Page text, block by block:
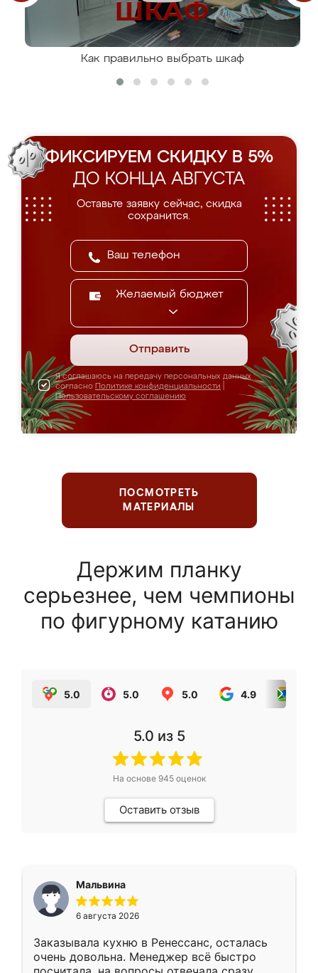
Как правильно выбрать шкаф
ФИКСИРУЕМ СКИДКУ В 5%
ДО КОНЦА АВГУСТА
Оставьте заявку сейчас, скидка
сохранится.
Желаемый бюджет
Отправить
Я соглашаюсь на передачу персональных данных
согласно Политике конфиденциальности
Пользовательскому соглашению
ПОСМОТРЕТЬ
МАТЕРИАЛЫ
Держим планку
серьезнее, чем чемпионы
по фигурному катанию
5.0 5.0 5.0 4.9
5.0 из 5
На основе 945оценок
Оставить отзыв
Мальвина
6 августа 2026
Заказывала кухню в Ренессанс, осталась
очень довольна. Менеджер всё быстро